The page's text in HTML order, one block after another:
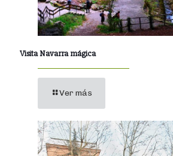
Visita Navarra mágica
Ver más